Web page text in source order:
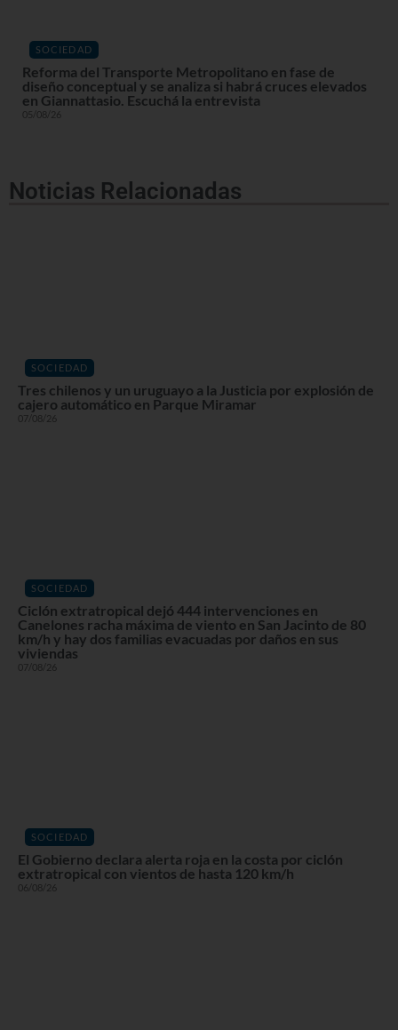
SOCIEDAD
Reforma del Transporte Metropolitano en fase de
diseño conceptual y se analiza si habrá cruces elevados
en Giannattasio. Escuchá la entrevista
05/08/26
Noticias Relacionadas
SOCIEDAD
Tres chilenos y un uruguayo a la Justicia por explosión de
cajero automático en Parque Miramar
07/08/26
SOCIEDAD
Ciclón extratropical dejó 444 intervenciones en
Canelones racha máxima de viento en San Jacinto de 80
km/h y hay dos familias evacuadas por daños en sus
viviendas
07/08/26
SOCIEDAD
El Gobierno declara alerta roja en la costa por ciclón
extratropical con vientos de hasta 120 km/h
06/08/26